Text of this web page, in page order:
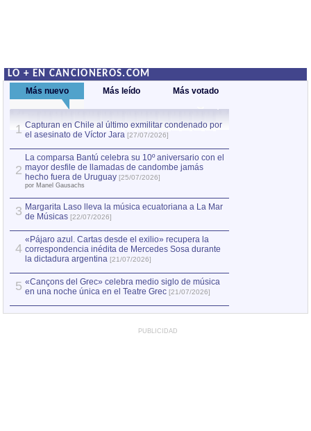
LO + EN CANCIONEROS.COM
Más nuevo Más leído Más votado
1 Capturan en Chile al último exmilitar condenado por
el asesinato de Víctor Jara [27/07/2026]
2
La comparsa Bantú celebra su 10º aniversario con el
mayor desfile de llamadas de candombe jamás
hecho fuera de Uruguay [25/07/2026]
por Manel Gausachs
3 Margarita Laso lleva la música ecuatoriana a La Mar
de Músicas [22/07/2026]
4
«Pájaro azul. Cartas desde el exilio» recupera la
correspondencia inédita de Mercedes Sosa durante
la dictadura argentina [21/07/2026]
5 «Cançons del Grec» celebra medio siglo de música
en una noche única en el Teatre Grec [21/07/2026]
PUBLICIDAD